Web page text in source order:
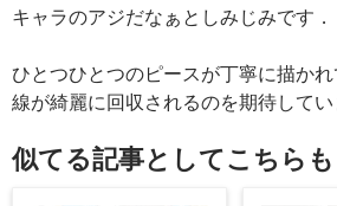
キャラのアジだなぁとしみじみです．
ひとつひとつのピースが丁寧に描か
線が綺麗に回収されるのを期待してい
似てる記事としてこちら